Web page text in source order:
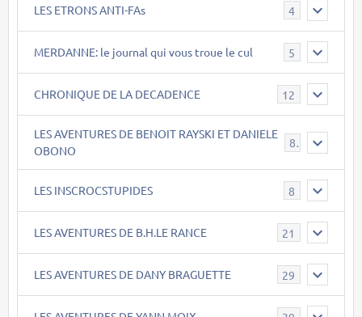
LES ETRONS ANTI-FAs 4
MERDANNE: le journal qui vous troue le cul 5
CHRONIQUE DE LA DECADENCE 12
LES AVENTURES DE BENOIT RAYSKI ET DANIELE
OBONO
8
LES INSCROCSTUPIDES 8
LES AVENTURES DE B.H.LE RANCE 21
LES AVENTURES DE DANY BRAGUETTE 29